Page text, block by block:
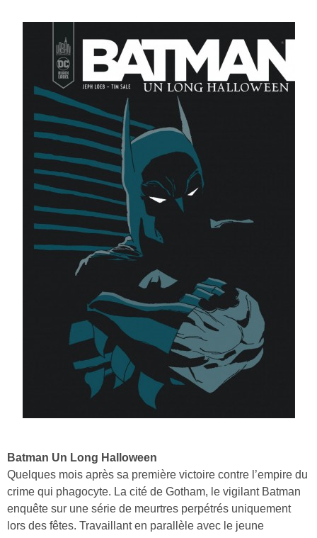
Batman Un Long Halloween
Quelques mois après sa première victoire contre l’empire du
crime qui phagocyte. La cité de Gotham, le vigilant Batman
enquête sur une série de meurtres perpétrés uniquement
lors des fêtes. Travaillant en parallèle avec le jeune